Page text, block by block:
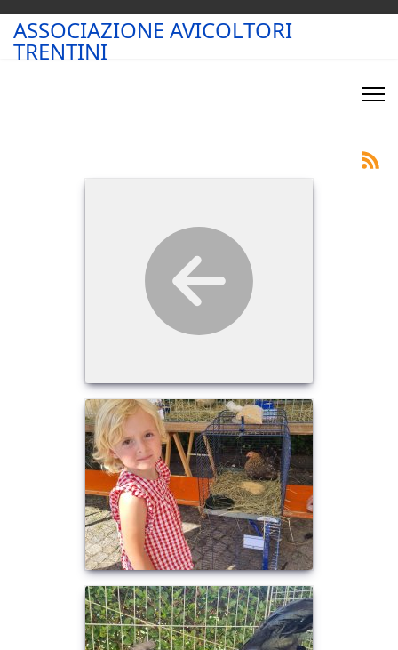
ASSOCIAZIONE AVICOLTORI
TRENTINI